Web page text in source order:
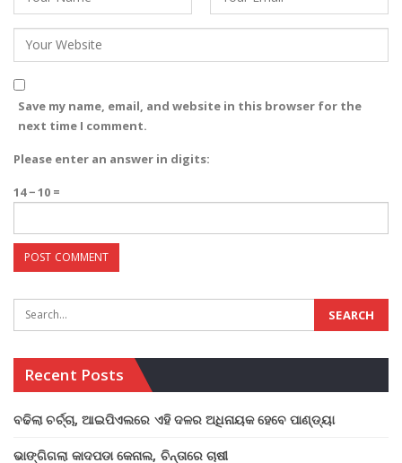
Save my name, email, and website in this browser for the
next time I comment.
Please enter an answer in digits:
14 − 10 =
Recent Posts
ବଢିଲା ଚର୍ଚ୍ଚା, ଆଇପିଏଲରେ ଏହି ଦଳର ଅଧିନାୟକ ହେବେ ପାଣ୍ଡ୍ୟା
ଭାଙ୍ଗିଗଲା କାଦପଡା କେନାଲ, ଚିନ୍ତାରେ ଚାଷୀ